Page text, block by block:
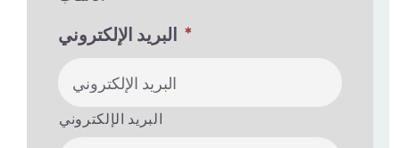
البريد الإلكتروني *
البريد الإلكتروني